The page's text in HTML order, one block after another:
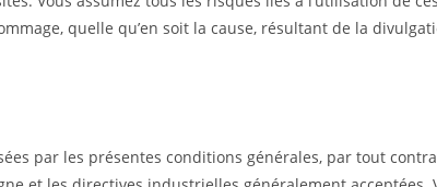
quelle qu’en soit la cause, résultant de la
par les présentes conditions générales, par tout